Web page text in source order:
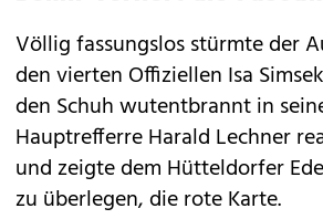
Völlig fassungslos stürmte der
den vierten Offiziellen Isa
den Schuh wutentbrannt in
Hauptrefferre Harald Lechner
und zeigte dem Hütteldorfer
zu überlegen, die rote Karte.